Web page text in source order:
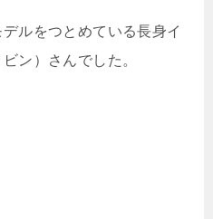
ルをつとめている長身イ
ン）さんでした。